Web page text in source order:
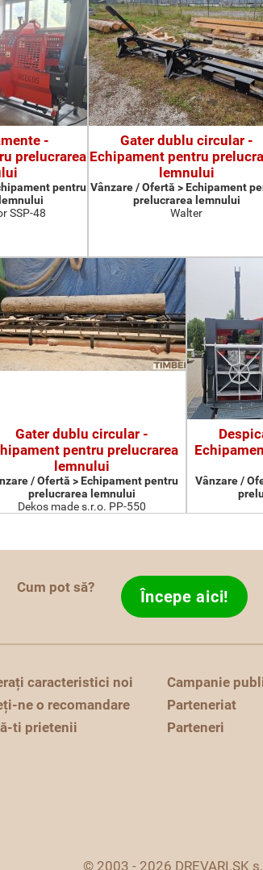
-
prelucrarea
pentru
SSP-48
Gater dublu circular -
Echipament pentru
lemnului
Vânzare / Ofertă > Echipament
prelucrarea lemnului
Walter
Gater dublu circular -
pentru prelucrarea
lemnului
/ Ofertă > Echipament pentru
prelucrarea lemnului
Dekos made s.r.o. PP-550
Vânzare /
Cum pot să? Începe aici!
caracteristici noi
ne o recomandare
ti prietenii
Campanie
Parteneriat
Parteneri
© 2003 - 2026 DREVARI.SK